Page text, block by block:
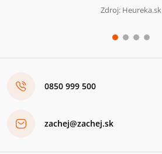
Zdroj: Heureka.sk
0850 999 500
zachej@zachej.sk